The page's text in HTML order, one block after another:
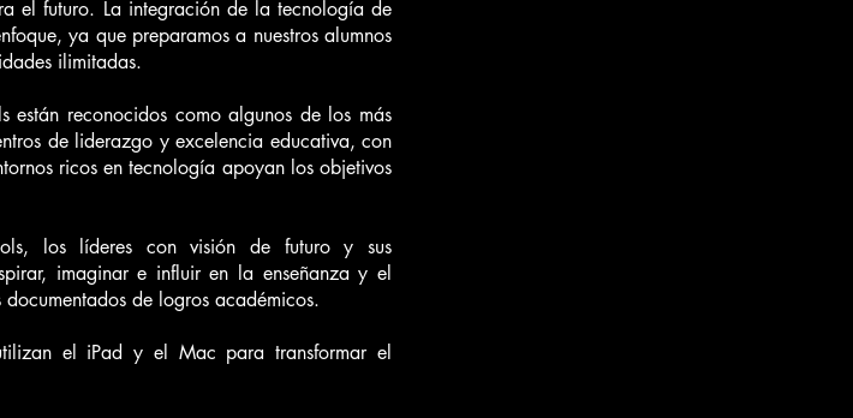
el futuro. La integración de la tecnología de
ya que preparamos a nuestros alumnos
ilimitadas.
están reconocidos como algunos de los más
de liderazgo y excelencia educativa, con
ricos en tecnología apoyan los objetivos
los líderes con visión de futuro y sus
imaginar e influir en la enseñanza y el
de logros académicos.
el iPad y el Mac para transformar el